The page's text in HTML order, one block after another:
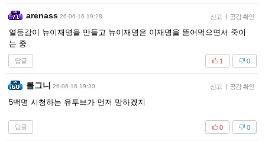
arenass 26-06-16 19:28 신고 | 공감 확인
열등감이 뉴이재명을 만들고 뉴이재명은 이재명을 뜯어먹으면서 죽이
는 중
답글 0
1
롤그니 26-06-16 19:30 신고 | 공감 확인
5백명 시청하는 유투브가 먼저 망하겠지
답글 0
0